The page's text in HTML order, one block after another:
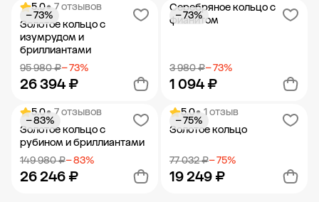
Добавить в корзину Добавить в корзину
5.0• 7 отзывов
Золотое кольцо с
изумрудом и
бриллиантами
95 980 ₽− 73%
26 394 ₽
− 73%
Добавить в корзину
Серебряное кольцо с
фианитом
3 980 ₽− 73%
1 094 ₽
− 73%
Добавить в корзину
5.0• 7 отзывов
Золотое кольцо с
рубином и бриллиантами
149 980 ₽− 83%
26 246 ₽
− 83%
5.0• 1 отзыв
Золотое кольцо
77 032 ₽− 75%
19 249 ₽
− 75%